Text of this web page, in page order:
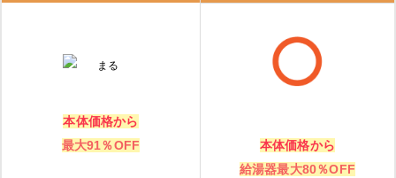
エコキュート交換の窓口の口コミ
大問屋 岐阜店
本体価格から
最大91％OFF
本体価格から
給湯器最大80％OFF